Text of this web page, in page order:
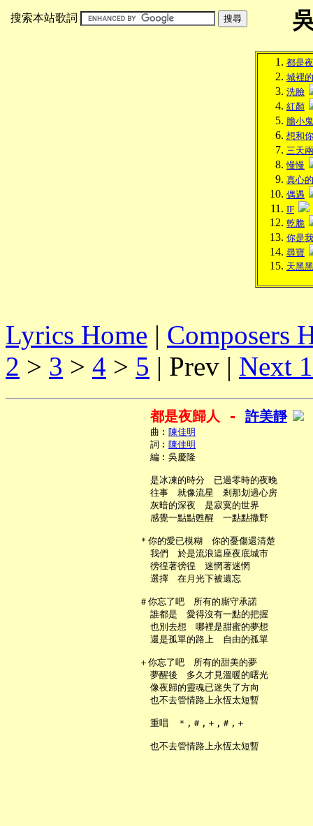
搜索本站歌詞
都是
城裡
洗臉
紅顏
膽小鬼
想和
三天
慢慢
真心
偶遇
IF
乾脆
你是
尋寶
天黑黑
Lyrics Home | Composers
2 > 3 > 4 > 5 | Prev | Next
都是夜歸人 - 許美靜
     曲︰
陳佳明
     詞︰
陳佳明
     編︰吳慶隆
     是冰凍的時分　已過零時的夜晚
     往事　就像流星　剎那划過心房
     灰暗的深夜　是寂寞的世界
     感覺一點點甦醒　一點點撒野
   ＊你的愛已模糊　你的憂傷還清楚
     我們　於是流浪這座夜底城市
     徬徨著徬徨　迷惘著迷惘
     選擇　在月光下被遺忘
   ＃你忘了吧　所有的廝守承諾
     誰都是　愛得沒有一點的把握
     也別去想　哪裡是甜蜜的夢想
     還是孤單的路上　自由的孤單
   ＋你忘了吧　所有的甜美的夢
     夢醒後　多久才見溫暖的曙光
     像夜歸的靈魂已迷失了方向
     也不去管情路上永恆太短暫
     重唱　＊,＃,＋,＃,＋